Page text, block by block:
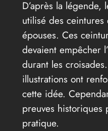
D’après la légende,
utilisé des
épouses. Ces
devaient empêcher
durant les
illustrations ont
cette idée.
preuves historiques
pratique.